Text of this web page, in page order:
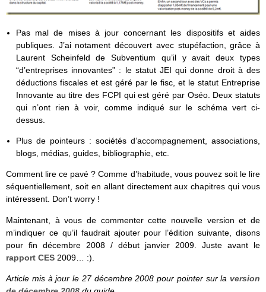
Pas mal de mises à jour concernant les dispositifs et aides
publiques. J’ai notament découvert avec stupéfaction, grâce à
Laurent Scheinfeld de Subventium qu’il y avait deux types
“d’entreprises innovantes” : le statut JEI qui donne droit à des
déductions fiscales et est géré par le fisc, et le statut Entreprise
Innovante au titre des FCPI qui est géré par Oséo. Deux statuts
qui n’ont rien à voir, comme indiqué sur le schéma vert ci-
dessus.
Plus de pointeurs : sociétés d’accompagnement, associations,
blogs, médias, guides, bibliographie, etc.
Comment lire ce pavé ? Comme d’habitude, vous pouvez soit le lire
séquentiellement, soit en allant directement aux chapitres qui vous
intéressent. Don’t worry !
Maintenant, à vous de commenter cette nouvelle version et de
m’indiquer ce qu’il faudrait ajouter pour l’édition suivante, disons
pour fin décembre 2008 / début janvier 2009. Juste avant le
rapport CES 2009… :).
Article mis à jour le 27 décembre 2008 pour pointer sur la version